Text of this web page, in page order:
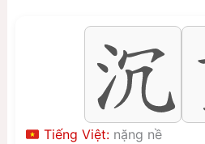
Tiếng Việt: nặng nề